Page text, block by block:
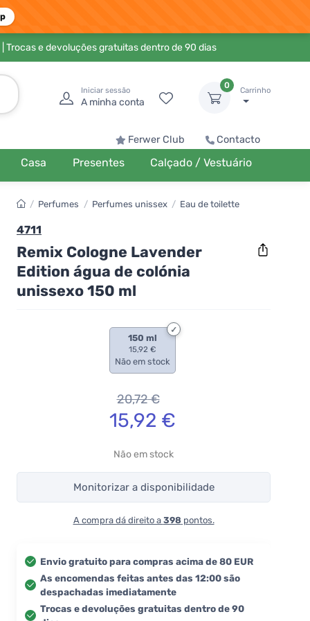
| Trocas e devoluções gratuitas dentro de 90 dias
Iniciar sessão
A minha conta
0
Carrinho
Ferwer Club Contacto
Casa Presentes Calçado / Vestuário
/ Perfumes / Perfumes unissex / Eau de toilette
4711
Remix Cologne Lavender
Edition água de colónia
unissexo 150 ml
150 ml
15,92 €
Não em stock
20,72€
15,92 €
Não em stock
Monitorizar a disponibilidade
A compra dá direito a 398pontos.
Envio gratuito para compras acima de 80 EUR
As encomendas feitas antes das 12:00 são
despachadas imediatamente
Trocas e devoluções gratuitas dentro de 90